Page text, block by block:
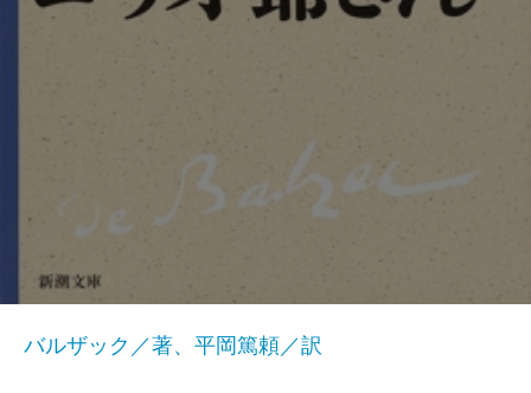
バルザック／著、平岡篤頼／訳